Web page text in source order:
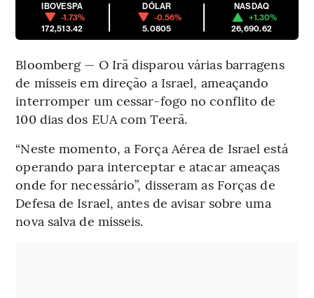
IBOVESPA
-1.73%
172,513.42
DÓLAR
-0.56%
5.0805
NASDAQ
+1.30%
26,690.62
Bloomberg — O Irã disparou várias barragens
de mísseis em direção a Israel, ameaçando
interromper um cessar-fogo no conflito de
100 dias dos EUA com Teerã.
“Neste momento, a Força Aérea de Israel está
operando para interceptar e atacar ameaças
onde for necessário”, disseram as Forças de
Defesa de Israel, antes de avisar sobre uma
nova salva de mísseis.